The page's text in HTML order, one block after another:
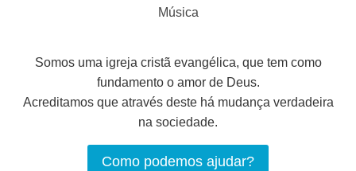
Música
Somos uma igreja cristã evangélica, que tem como
fundamento o amor de Deus.
Acreditamos que através deste há mudança verdadeira
na sociedade.
Como podemos ajudar?